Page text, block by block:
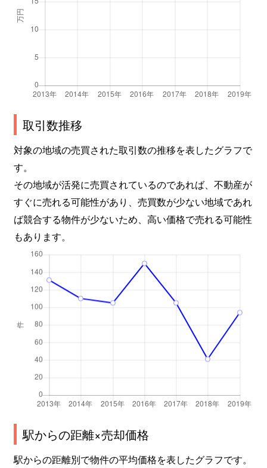
取引数推移
対象の地域の売買された取引数の推移を表したグラフで
す。
その地域が活発に売買されているのであれば、不動産が
すぐに売れる可能性があり、売買数が少ない地域であれ
ば競合する物件が少ないため、高い価格で売れる可能性
もあります。
駅からの距離×売却価格
駅からの距離別で物件の平均価格を表したグラフです。